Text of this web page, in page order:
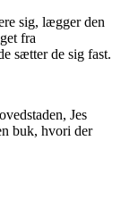
sig, lægger den
fra
sætter de sig fast.
Jes
buk, hvori der